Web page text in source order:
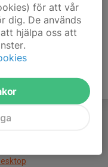
för att vår
dig. De används
hjälpa oss att